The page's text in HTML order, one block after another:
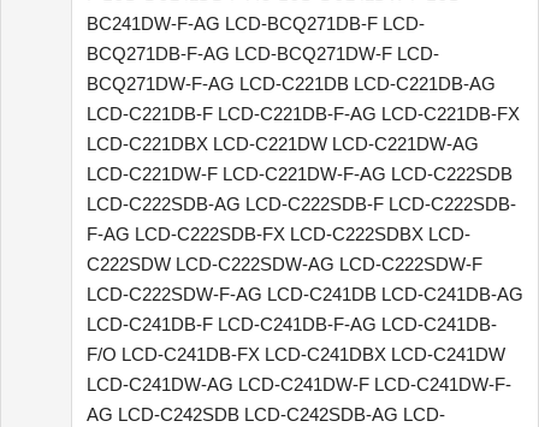
BC241DW-F-AG LCD-BCQ271DB-F LCD-
BCQ271DB-F-AG LCD-BCQ271DW-F LCD-
BCQ271DW-F-AG LCD-C221DB LCD-C221DB-AG
LCD-C221DB-F LCD-C221DB-F-AG LCD-C221DB-FX
LCD-C221DBX LCD-C221DW LCD-C221DW-AG
LCD-C221DW-F LCD-C221DW-F-AG LCD-C222SDB
LCD-C222SDB-AG LCD-C222SDB-F LCD-C222SDB-
F-AG LCD-C222SDB-FX LCD-C222SDBX LCD-
C222SDW LCD-C222SDW-AG LCD-C222SDW-F
LCD-C222SDW-F-AG LCD-C241DB LCD-C241DB-AG
LCD-C241DB-F LCD-C241DB-F-AG LCD-C241DB-
F/O LCD-C241DB-FX LCD-C241DBX LCD-C241DW
LCD-C241DW-AG LCD-C241DW-F LCD-C241DW-F-
AG LCD-C242SDB LCD-C242SDB-AG LCD-